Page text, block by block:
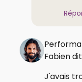
Fabien
J'avais